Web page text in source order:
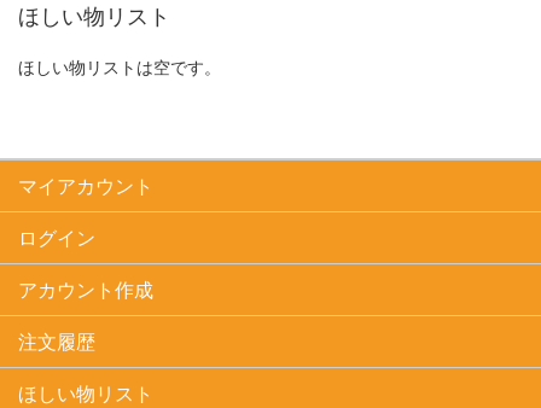
ほしい物リスト
ほしい物リストは空です。
マイアカウント
ログイン
アカウント作成
注文履歴
ほしい物リスト